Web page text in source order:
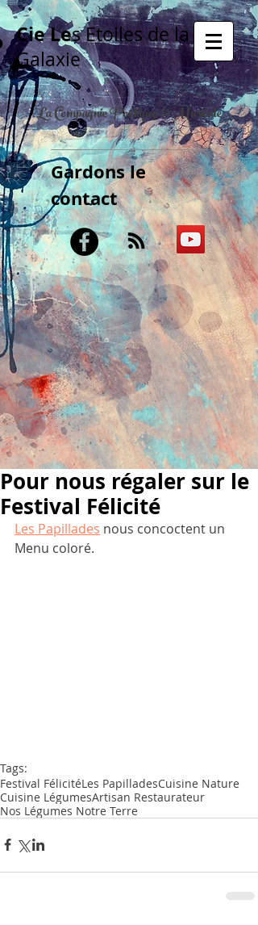
Cie Les Etoiles de la
Galaxie
La Compagnie Poétique & Musicale
Gardons le
contact
Pour nous régaler sur le
Festival Félicité
Les Papillades nous concoctent un
Menu coloré.
Tags:
Festival FélicitéLes PapilladesCuisine Nature
Cuisine LégumesArtisan Restaurateur
Nos Légumes Notre Terre